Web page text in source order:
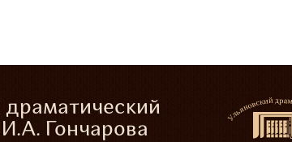
драматический
Гончарова